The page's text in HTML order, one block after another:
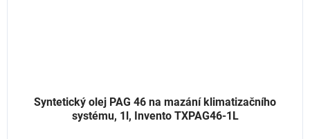
Syntetický olej PAG 46 na mazání klimatizačního
systému, 1l, Invento TXPAG46-1L